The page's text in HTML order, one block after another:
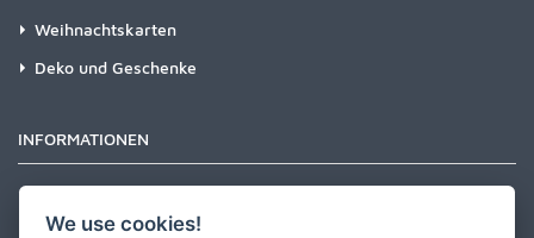
Weihnachtskarten
Deko und Geschenke
INFORMATIONEN
We use cookies!